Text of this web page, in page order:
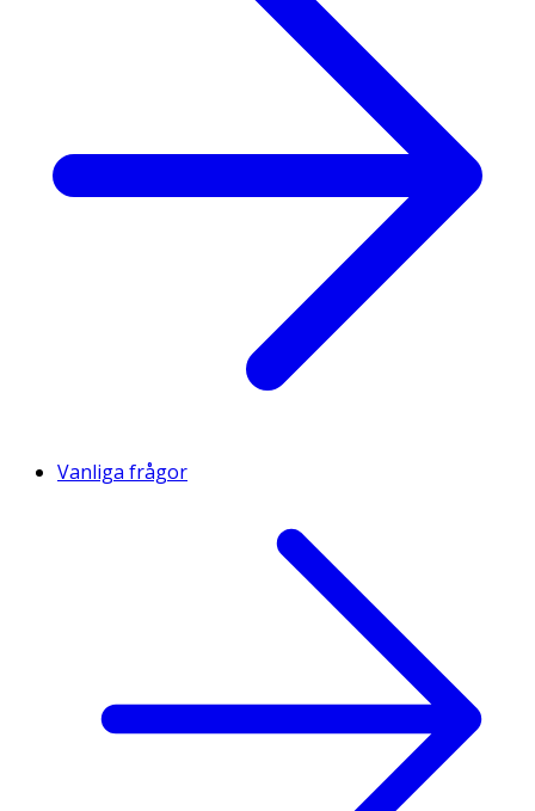
Vanliga frågor